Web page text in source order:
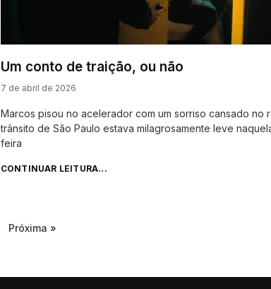
Um conto de traição, ou não
7 de abril de 2026
Marcos pisou no acelerador com um sorriso cansado no
trânsito de São Paulo estava milagrosamente leve
feira
CONTINUAR LEITURA...
Próxima »